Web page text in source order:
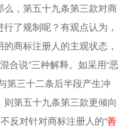
么，第五十九条第三款对商
了规制呢？有观点认为，
商标注册人的主观状态，
合说”三种解释。如采用“恶
第三十二条后半段产生冲
第五十九条第三款更倾向
反对针对商标注册人的“善